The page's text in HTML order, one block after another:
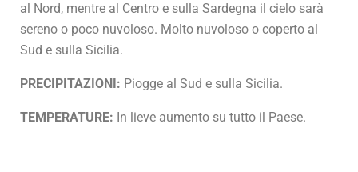
al Nord, mentre al Centro e sulla Sardegna il cielo sarà
sereno o poco nuvoloso. Molto nuvoloso o coperto al
Sud e sulla Sicilia.
PRECIPITAZIONI: Piogge al Sud e sulla Sicilia.
TEMPERATURE: In lieve aumento su tutto il Paese.